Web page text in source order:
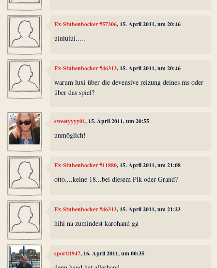
Ex-Stubenhocker #57306, 15. April 2011, um 20:46
uiuiuiui.....
Ex-Stubenhocker #46313, 15. April 2011, um 20:46
warum luxi über die devensive reizung deines ms oder
über das spiel?
sweetyyyy01, 15. April 2011, um 20:55
unmöglich!
Ex-Stubenhocker #11880, 15. April 2011, um 21:08
otto....keine 18...bei diesem Pik oder Grand?
Ex-Stubenhocker #46313, 15. April 2011, um 21:23
hihi na zumindest karohand gg
sporti1947, 16. April 2011, um 00:35